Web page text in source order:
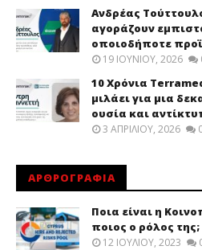
Ανδρέας
αγοράζουν
οποιοδήποτε
19 ΙΟΥΝΊΟΥ, 2026
10 Χρόνια
μιλάει για μια
ουσία και
3 ΑΠΡΙΛΊΟΥ, 2026
ΑΡΘΡΟΓΡΑΦΙΑ
Ποια είναι η
ποιος ο ρόλος της;
12 ΙΟΥΛΊΟΥ, 2023